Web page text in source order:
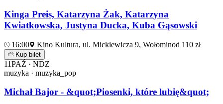
Kinga Preis, Katarzyna Żak, Katarzyna
Kwiatkowska, Justyna Ducka, Kuba Gąsowski
16:00 Kino Kultura, ul. Mickiewicza 9, Wołominod 110 zł
Kup bilet
11PAŹ · NDZ
muzyka · muzyka_pop
Michał Bajor - &quot;Piosenki, które lubię&quot;